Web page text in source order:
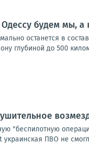
будем мы,
останется в
глубиной до 500
"беспилотную
украинская ПВО не